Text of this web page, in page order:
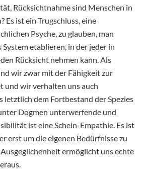
Rücksichtnahme sind Menschen in
Es ist ein Trugschluss, eine
Psyche, zu glauben, man
etablieren, in der jeder in
Rücksicht nehmen kann. Als
wir zwar mit der Fähigkeit zur
und wir verhalten uns auch
letztlich dem Fortbestand der Spezies
Dogmen unterwerfende und
ist eine Schein-Empathie. Es ist
erst um die eigenen Bedürfnisse zu
ermöglicht uns echte